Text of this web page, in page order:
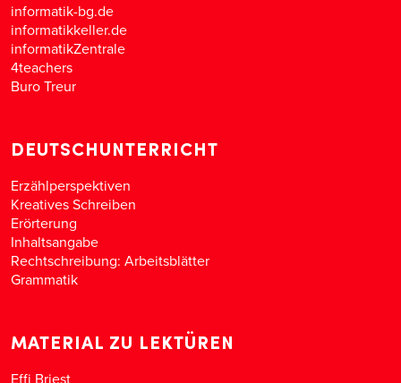
informatik-bg.de
informatikkeller.de
informatikZentrale
4teachers
Buro Treur
DEUTSCHUNTERRICHT
Erzählperspektiven
Kreatives Schreiben
Erörterung
Inhaltsangabe
Rechtschreibung: Arbeitsblätter
Grammatik
MATERIAL ZU LEKTÜREN
Effi Briest